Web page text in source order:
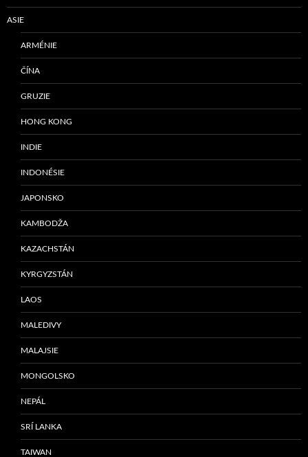
ASIE
ARMÉNIE
ČÍNA
GRUZIE
HONG KONG
INDIE
INDONÉSIE
JAPONSKO
KAMBODŽA
KAZACHSTÁN
KYRGYZSTÁN
LAOS
MALEDIVY
MALAJSIE
MONGOLSKO
NEPÁL
SRÍ LANKA
TAIWAN